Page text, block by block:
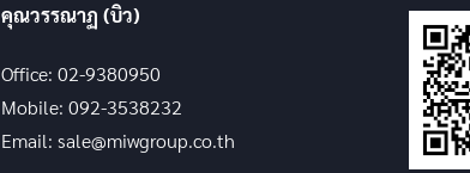
คุณวรรณาฏ (บิว)
Office: 02-9380950
Mobile: 092-3538232
Email: sale@miwgroup.co.th